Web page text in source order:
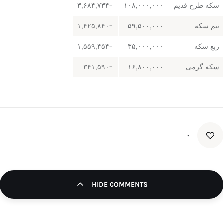
سکه طرح قدیم ۱۰۸,۰۰۰,۰۰۰ +۳,۶۸۴,۷۳۴
نیم سکه ۵۹,۵۰۰,۰۰۰ +۱,۴۲۵,۸۴۰
ربع سکه ۳۵,۰۰۰,۰۰۰ +۱,۵۵۹,۴۵۴
سکه گرمی ۱۶,۸۰۰,۰۰۰ +۳۴۱,۵۹۰
۰
HIDE COMMENTS